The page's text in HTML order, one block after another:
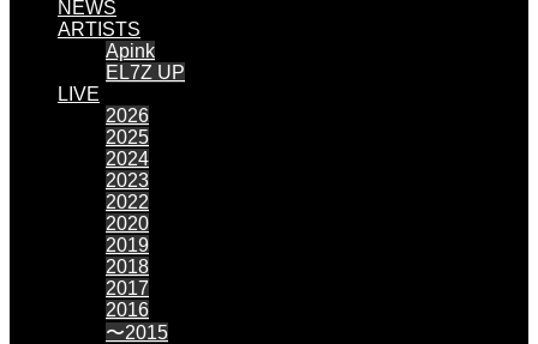
NEWS
ARTISTS
Apink
EL7Z UP
LIVE
2026
2025
2024
2023
2022
2020
2019
2018
2017
2016
〜2015